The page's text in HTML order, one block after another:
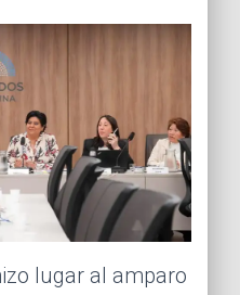
lugar al amparo